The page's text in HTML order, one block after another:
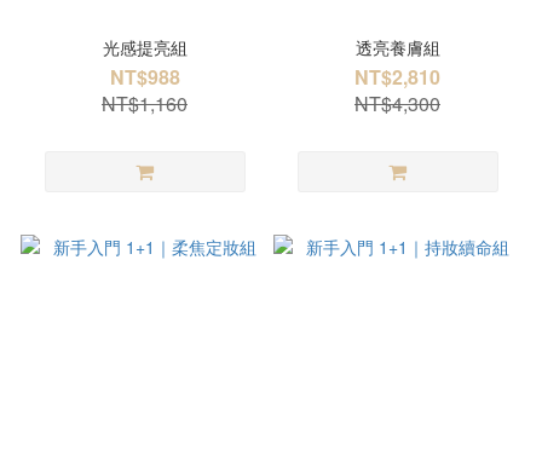
光感提亮組
NT$988
NT$1,160
透亮養膚組
NT$2,810
NT$4,300